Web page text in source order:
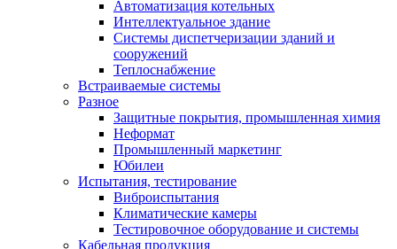
Автоматизация котельных
Интеллектуальное здание
Системы диспетчеризации зданий и
сооружений
Теплоснабжение
Встраиваемые системы
Разное
Защитные покрытия, промышленная химия
Неформат
Промышленный маркетинг
Юбилеи
Испытания, тестирование
Виброиспытания
Климатические камеры
Тестировочное оборудование и системы
Кабельная продукция